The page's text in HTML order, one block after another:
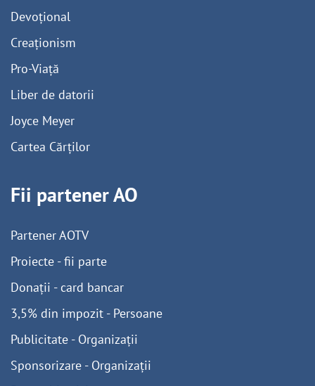
Devoțional
Creaționism
Pro-Viață
Liber de datorii
Joyce Meyer
Cartea Cărților
Fii partener AO
Partener AOTV
Proiecte - fii parte
Donații - card bancar
3,5% din impozit - Persoane
Publicitate - Organizații
Sponsorizare - Organizații